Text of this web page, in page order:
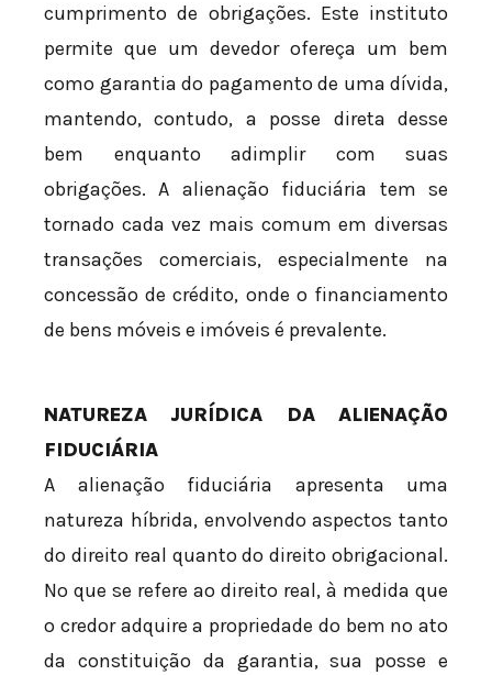
cumprimento de obrigações. Este instituto
permite que um devedor ofereça um bem
como garantia do pagamento de uma dívida,
mantendo, contudo, a posse direta desse
bem enquanto adimplir com suas
obrigações. A alienação fiduciária tem se
tornado cada vez mais comum em diversas
transações comerciais, especialmente na
concessão de crédito, onde o financiamento
de bens móveis e imóveis é prevalente.
NATUREZA JURÍDICA DA ALIENAÇÃO
FIDUCIÁRIA
A alienação fiduciária apresenta uma
natureza híbrida, envolvendo aspectos tanto
do direito real quanto do direito obrigacional.
No que se refere ao direito real, à medida que
o credor adquire a propriedade do bem no ato
da constituição da garantia, sua posse e